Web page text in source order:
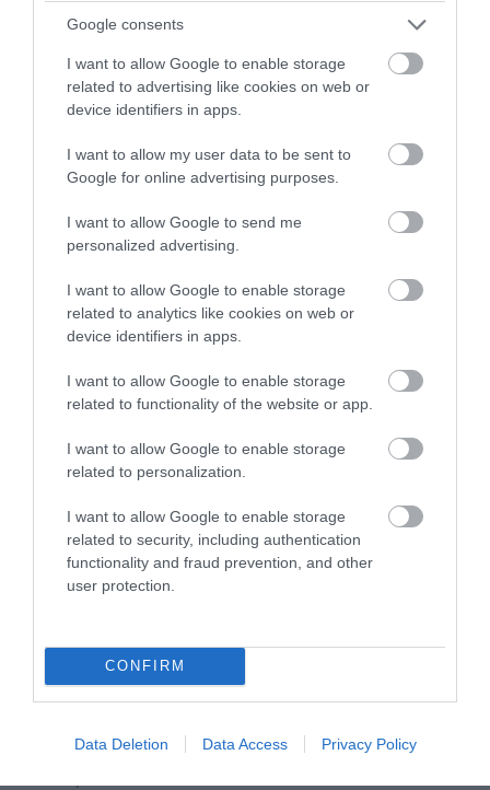
Google consents
I want to allow Google to enable storage
related to advertising like cookies on web or
device identifiers in apps.
I want to allow my user data to be sent to
Google for online advertising purposes.
I want to allow Google to send me
personalized advertising.
I want to allow Google to enable storage
related to analytics like cookies on web or
device identifiers in apps.
I want to allow Google to enable storage
related to functionality of the website or app.
I want to allow Google to enable storage
related to personalization.
I want to allow Google to enable storage
related to security, including authentication
functionality and fraud prevention, and other
user protection.
CONFIRM
Data Deletion Data Access Privacy Policy
PRONEWS.GR /ΔΙΕΘΝΕΣ ΠΟΔΟΣΦΑΙΡΟ
Σκληρή γλώσσα από τον Λ.Φίγκο κατά
του Τ.Ινφαντίνο: «Μην το σκεφτεί για τις
εκλογές – Έχει χαθεί η αξιοπρέπειά
05.08.2026 | 17:02
PRONEWS.GR /
Τουρκία: Σε παροξυσμό οι φίλοι της
Τραμπζονσπόρ λόγω του «Φαραώ»